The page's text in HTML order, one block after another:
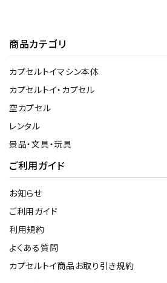
商品カテゴリ
カプセルトイマシン本体
カプセルトイ・カプセル
空カプセル
レンタル
景品・文具・玩具
ご利用ガイド
お知らせ
ご利用ガイド
利用規約
よくある質問
カプセルトイ商品お取り引き規約